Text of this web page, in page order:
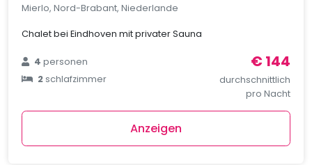
Mierlo, Nord-Brabant, Niederlande
Chalet bei Eindhoven mit privater Sauna
4personen
2schlafzimmer
€ 144
durchschnittlich
pro Nacht
Anzeigen